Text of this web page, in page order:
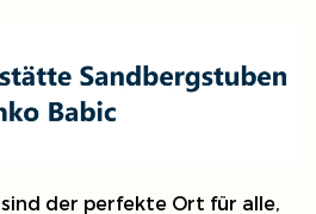
sind der perfekte Ort für alle,